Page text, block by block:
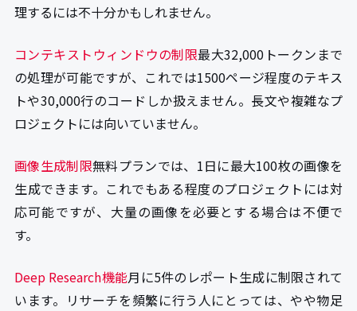
理するには不十分かもしれません。
コンテキストウィンドウの制限最大32,000トークンまで
の処理が可能ですが、これでは1500ページ程度のテキス
トや30,000行のコードしか扱えません。長文や複雑なプ
ロジェクトには向いていません。
画像生成制限無料プランでは、1日に最大100枚の画像を
生成できます。これでもある程度のプロジェクトには対
応可能ですが、大量の画像を必要とする場合は不便で
す。
Deep Research機能月に5件のレポート生成に制限されて
います。リサーチを頻繁に行う人にとっては、やや物足